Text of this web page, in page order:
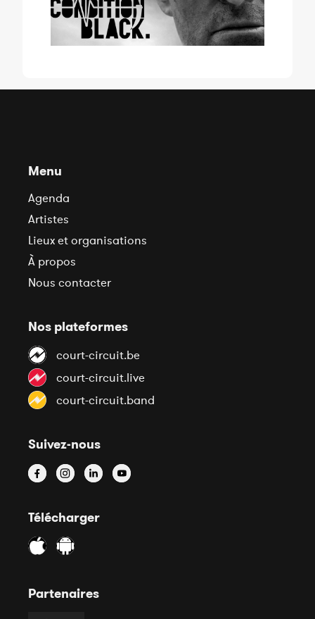
Menu
Agenda
Artistes
Lieux et organisations
À propos
Nous contacter
Nos plateformes
court-circuit.be
court-circuit.live
court-circuit.band
Suivez-nous
Télécharger
Partenaires